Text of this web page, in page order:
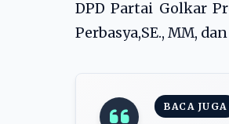
DPD Partai Golkar
Perbasya,SE., MM,
BACA JUGA